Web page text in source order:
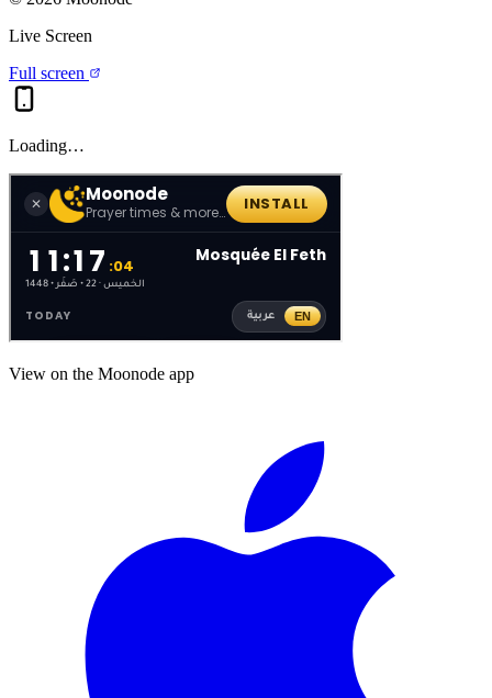
Live Screen
Full screen
Loading…
View on the Moonode app